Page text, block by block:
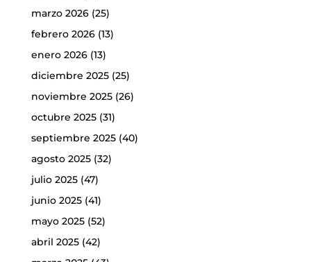
marzo 2026(25)
febrero 2026(13)
enero 2026(13)
diciembre 2025(25)
noviembre 2025(26)
octubre 2025(31)
septiembre 2025(40)
agosto 2025(32)
julio 2025(47)
junio 2025(41)
mayo 2025(52)
abril 2025(42)